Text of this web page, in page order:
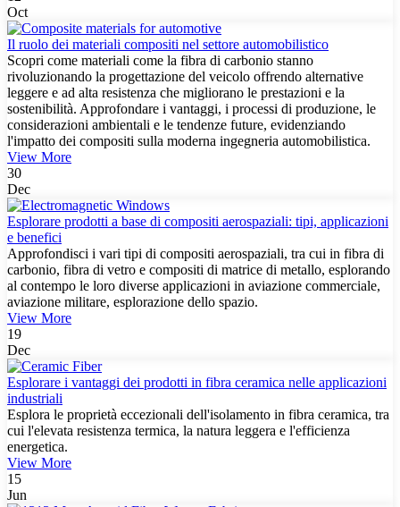
Oct
Il ruolo dei materiali compositi nel settore automobilistico
Scopri come materiali come la fibra di carbonio stanno
rivoluzionando la progettazione del veicolo offrendo alternative
leggere e ad alta resistenza che migliorano le prestazioni e la
sostenibilità. Approfondare i vantaggi, i processi di produzione, le
considerazioni ambientali e le tendenze future, evidenziando
l'impatto dei compositi sulla moderna ingegneria automobilistica.
View More
30
Dec
Esplorare prodotti a base di compositi aerospaziali: tipi, applicazioni
e benefici
Approfondisci i vari tipi di compositi aerospaziali, tra cui in fibra di
carbonio, fibra di vetro e compositi di matrice di metallo, esplorando
al contempo le loro diverse applicazioni in aviazione commerciale,
aviazione militare, esplorazione dello spazio.
View More
19
Dec
Esplorare i vantaggi dei prodotti in fibra ceramica nelle applicazioni
industriali
Esplora le proprietà eccezionali dell'isolamento in fibra ceramica, tra
cui l'elevata resistenza termica, la natura leggera e l'efficienza
energetica.
View More
15
Jun